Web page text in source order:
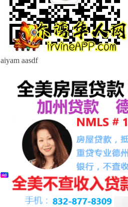
aiyam aasdf